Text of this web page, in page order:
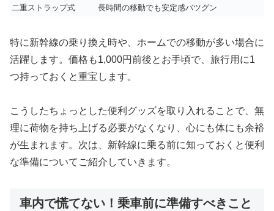
二重ストラップ式
長時間の移動でも安定感バツグン
特に新幹線の乗り換え時や、ホームでの移動が多い場合に
活躍します。価格も1,000円前後とお手頃で、旅行用に1
つ持っておくと重宝します。
こうしたちょっとした便利グッズを取り入れることで、無
理に荷物を持ち上げる必要がなくなり、心にも体にも余裕
が生まれます。次は、新幹線に乗る前に知っておくと便利
な準備についてご紹介していきます。
車内で慌てない！乗車前に準備すべきこと